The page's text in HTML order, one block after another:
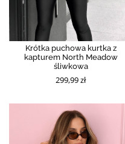
Krótka puchowa kurtka z
kapturem North Meadow
śliwkowa
299,99 zł